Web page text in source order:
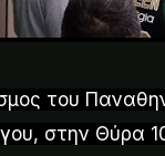
του
στην Θύρα